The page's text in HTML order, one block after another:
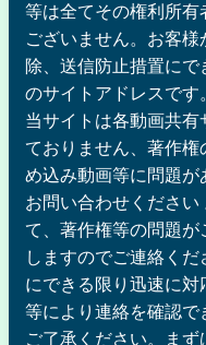
等は全てその権利所有
ございません。お客様
除、送信防止措置に
のサイトアドレスです
当サイトは各動画共有
ておりません、著作権
め込み動画等に問題
お問い合わせください
て、著作権等の問題が
しますのでご連絡く
にできる限り迅速に
等により連絡を確認で
ご了承ください。ま